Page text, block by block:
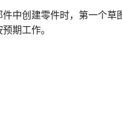
中创建零件时，第一个草
期工作。